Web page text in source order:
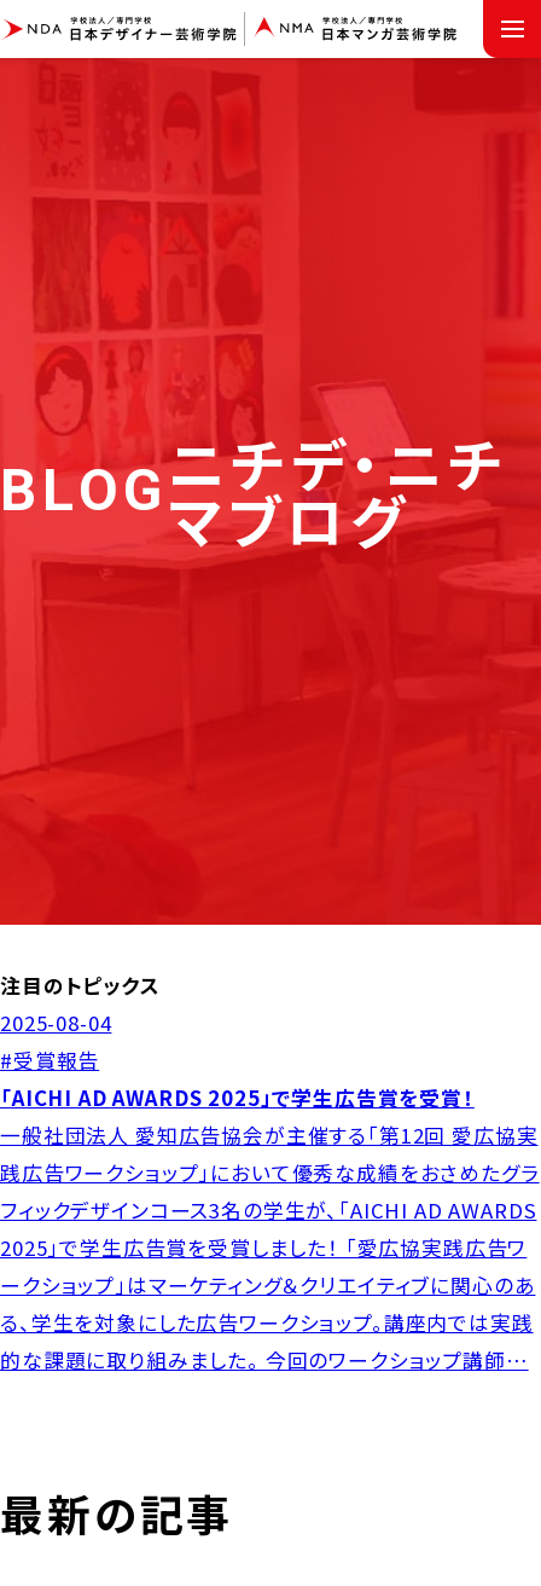
BLOGニチデ・ニチ
マブログ
注目のトピックス
2025-08-04
#受賞報告
「AICHI AD AWARDS 2025」で学生広告賞を受賞！
一般社団法人 愛知広告協会が主催する「第12回 愛広協実
践広告ワークショップ」において優秀な成績をおさめたグラ
フィックデザインコース3名の学生が、「AICHI AD AWARDS
2025」で学生広告賞を受賞しました！ 「愛広協実践広告ワ
ークショップ」はマーケティング＆クリエイティブに関心のあ
る、学生を対象にした広告ワークショップ。講座内では実践
的な課題に取り組みました。 今回のワークショップ講師…
最新の記事